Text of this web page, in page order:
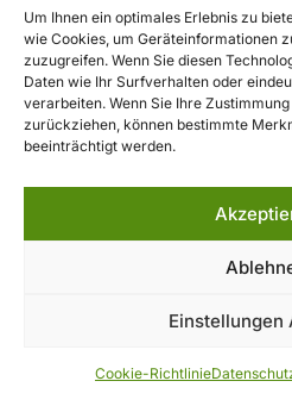
Um Ihnen ein optimales Erlebnis zu
wie Cookies, um Geräteinformationen
zuzugreifen. Wenn Sie diesen
Daten wie Ihr Surfverhalten oder
verarbeiten. Wenn Sie Ihre
zurückziehen, können bestimmte
beeinträchtigt werden.
Einstellungen
Cookie-Richtlinie
Rechtliches
Impressum
Datenschutzerklärung
AGB
Widerruf
Cookie-Richtlinie (EU)
Wandervereine e.V. –